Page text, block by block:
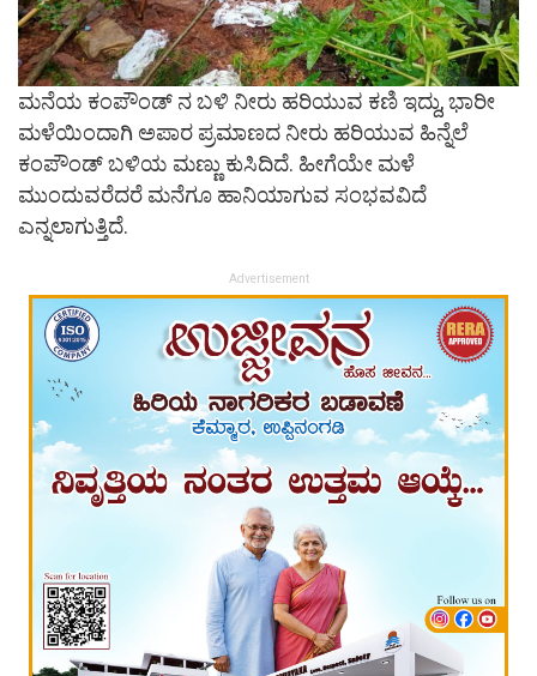
ಮನೆಯ ಕಂಪೌಂಡ್ ನ ಬಳಿ ನೀರು ಹರಿಯುವ ಕಣಿ ಇದ್ದು, ಭಾರೀ
ಮಳೆಯಿಂದಾಗಿ ಅಪಾರ ಪ್ರಮಾಣದ ನೀರು ಹರಿಯುವ ಹಿನ್ನೆಲೆ
ಕಂಪೌಂಡ್ ಬಳಿಯ ಮಣ್ಣು ಕುಸಿದಿದೆ. ಹೀಗೆಯೇ ಮಳೆ
ಮುಂದುವರೆದರೆ ಮನೆಗೂ ಹಾನಿಯಾಗುವ ಸಂಭವವಿದೆ
ಎನ್ನಲಾಗುತ್ತಿದೆ.
Advertisement